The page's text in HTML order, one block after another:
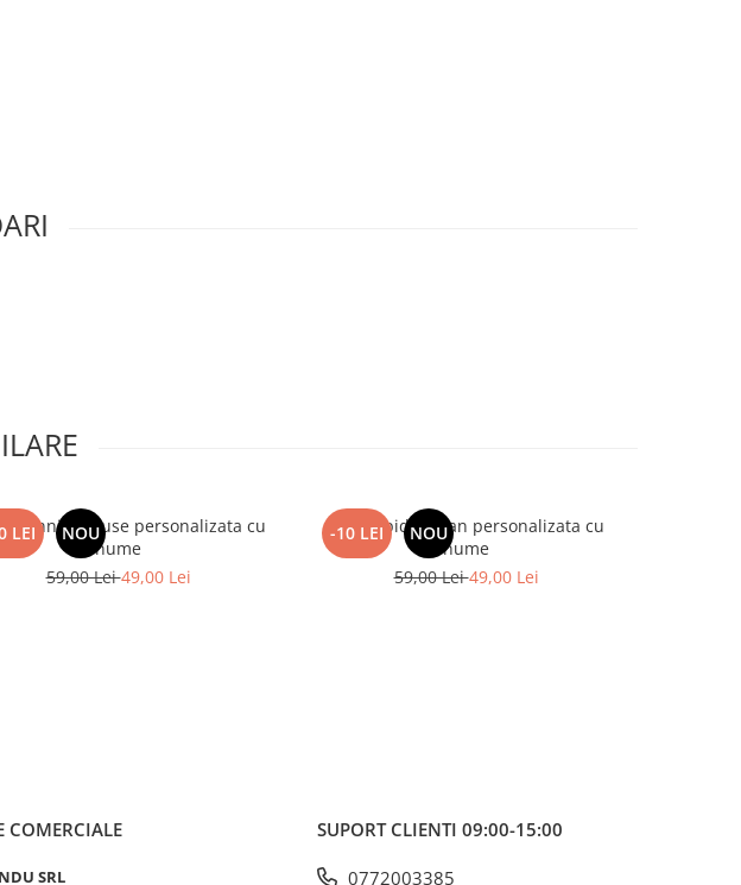
LEI NOU
Minnie Mouse personalizata cu
nume
59,00 Lei49,00 Lei
-10 LEI NOU
Cana Spider-Man personalizata cu
nume
59,00 Lei49,00 Lei
COMERCIALE
SRL
SUPORT CLIENTI 09:00-15:00
0772003385